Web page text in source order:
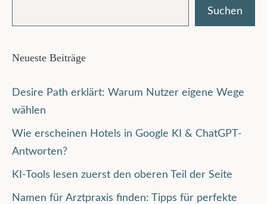
Suchen
Neueste Beiträge
Desire Path erklärt: Warum Nutzer eigene Wege
wählen
Wie erscheinen Hotels in Google KI & ChatGPT-
Antworten?
KI-Tools lesen zuerst den oberen Teil der Seite
Namen für Arztpraxis finden: Tipps für perfekte